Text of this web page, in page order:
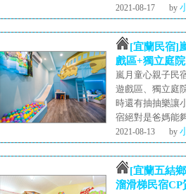
2021-08-17
by
[宜蘭民宿]
戲區+獨立庭
嵐月童心親子民
遊戲區、獨立庭
時還有抽抽樂讓
宿絕對是爸媽能
2021-08-13
by
[宜蘭五結
溜滑梯民宿CP